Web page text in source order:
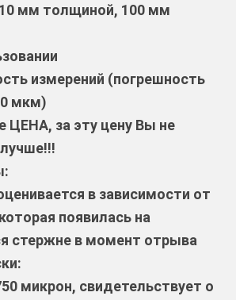
мм толщиной, 100 мм
измерений (погрешность
мкм)
ЦЕНА, за эту цену Вы не
в зависимости от
появилась на
стержне в момент отрыва
микрон, свидетельствует о